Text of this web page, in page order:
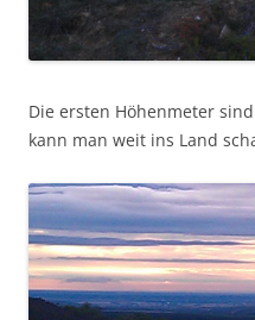
Die ersten Höhenmeter
kann man weit ins Land